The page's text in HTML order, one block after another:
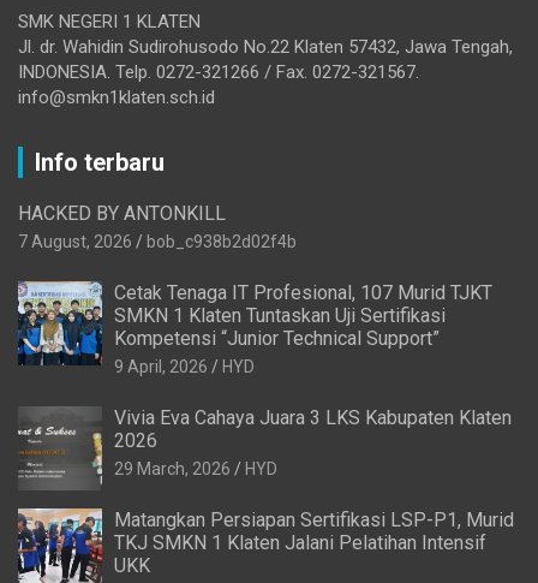
SMK NEGERI 1 KLATEN
Jl. dr. Wahidin Sudirohusodo No.22 Klaten 57432, Jawa Tengah,
INDONESIA. Telp. 0272-321266 / Fax. 0272-321567.
info@smkn1klaten.sch.id
Info terbaru
HACKED BY ANTONKILL
7 August, 2026 bob_c938b2d02f4b
Cetak Tenaga IT Profesional, 107 Murid TJKT
SMKN 1 Klaten Tuntaskan Uji Sertifikasi
Kompetensi “Junior Technical Support”
9 April, 2026 HYD
Vivia Eva Cahaya Juara 3 LKS Kabupaten Klaten
2026
29 March, 2026 HYD
Matangkan Persiapan Sertifikasi LSP-P1, Murid
TKJ SMKN 1 Klaten Jalani Pelatihan Intensif
UKK